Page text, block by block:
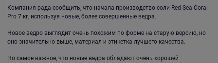
Компания рада сообщить, что начала производство соли Red Sea Coral
Pro 7 кг, используя новые, более совершенные ведра.
Новое ведро выглядит очень похожим по форме на старую версию, но
оно значительно выше, материал и этикетка лучшего качества.
Но самое важное, что новые ведра обладают очень хорошей